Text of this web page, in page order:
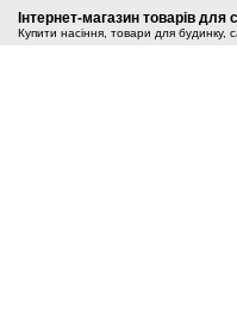
Інтернет-магазин товарів
Купити насіння, товари для будинку,